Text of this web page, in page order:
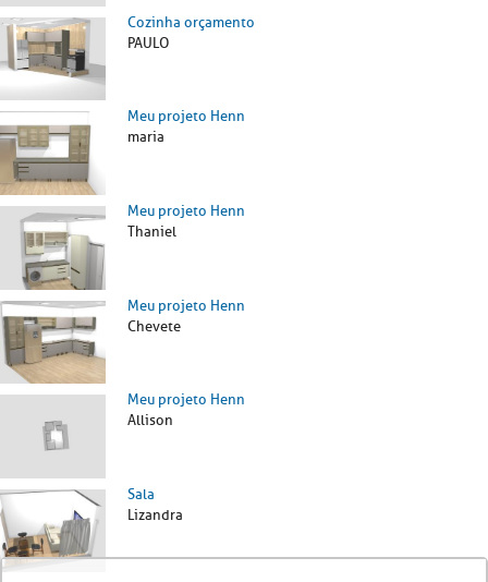
Cozinha orçamento
PAULO
Meu projeto Henn
maria
Meu projeto Henn
Thaniel
Meu projeto Henn
Chevete
Meu projeto Henn
Allison
Sala
Lizandra